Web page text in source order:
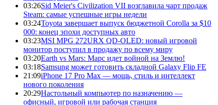
03:26Sid Meier's Civilization VII возглавила чарт продаж
Steam: самые успешные игры недели
03:24Toyota завершает выпуск бюджетной Corolla за $10
000: конец эпохи доступных авто
03:23MSI MPG 272URX QD-OLED: новый игровой
монитор поступил в продажу по всему миру
03:20Earth vs Mars: Марс идет войной на Землю!
03:18Samsung может готовить складной Galaxy Flip FE
21:09iPhone 17 Pro Max — мощь, стиль и интеллект
нового поколения
20:29Настольный компьютер по назначению —
офисный, игровой или рабочая станция